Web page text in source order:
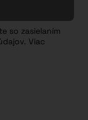
so zasielaním
Viac